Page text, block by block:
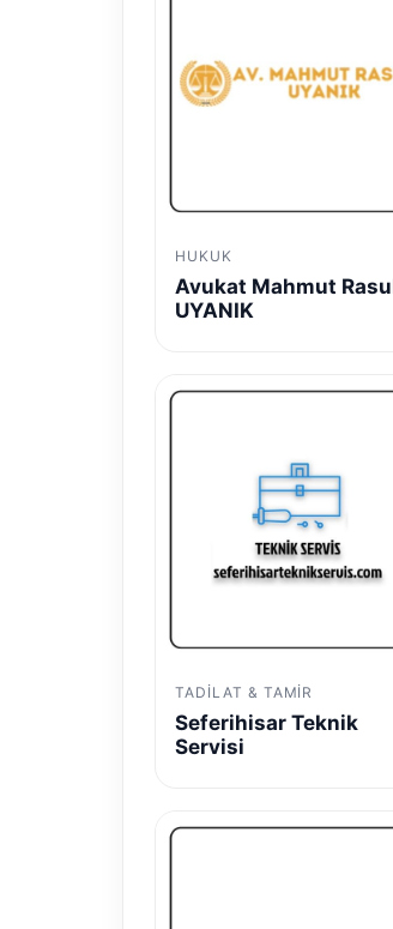
HUKUK
Avukat Mahmut
UYANIK
TADILAT & TAMIR
Seferihisar Teknik
Servisi